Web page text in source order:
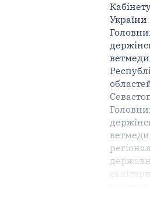
України